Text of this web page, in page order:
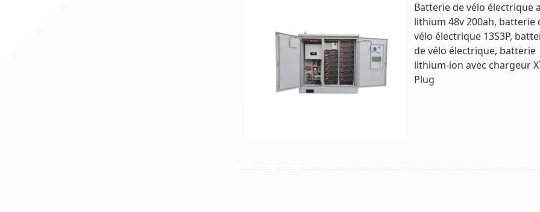
Batterie de vélo électrique
lithium 48v 200ah, batterie
vélo électrique 13S3P,
de vélo électrique, batterie
lithium-ion avec chargeur
Plug